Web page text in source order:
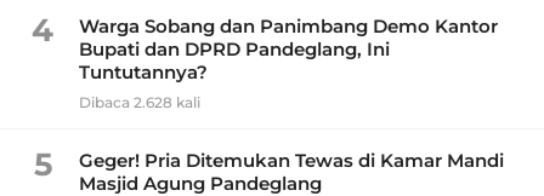
4
Warga Sobang dan Panimbang Demo Kantor
Bupati dan DPRD Pandeglang, Ini
Tuntutannya?
Dibaca 2.628 kali
5
Geger! Pria Ditemukan Tewas di Kamar Mandi
Masjid Agung Pandeglang